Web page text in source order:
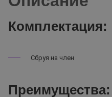
Комплектация:
Сбруя на член
Преимущества: